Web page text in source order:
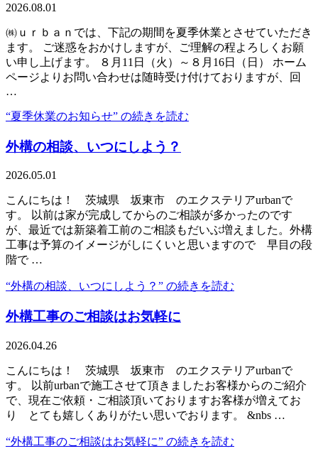
2026.08.01
㈱ｕｒｂａｎでは、下記の期間を夏季休業とさせていただき
ます。 ご迷惑をおかけしますが、ご理解の程よろしくお願
い申し上げます。 ８月11日（火）～８月16日（日） ホーム
ページよりお問い合わせは随時受け付けておりますが、回
…
“夏季休業のお知らせ” の続きを読む
外構の相談、いつにしよう？
2026.05.01
こんにちは！ 茨城県 坂東市 のエクステリアurbanで
す。 以前は家が完成してからのご相談が多かったのです
が、最近では新築着工前のご相談もだいぶ増えました。外構
工事は予算のイメージがしにくいと思いますので 早目の段
階で …
“外構の相談、いつにしよう？” の続きを読む
外構工事のご相談はお気軽に
2026.04.26
こんにちは！ 茨城県 坂東市 のエクステリアurbanで
す。 以前urbanで施工させて頂きましたお客様からのご紹介
で、現在ご依頼・ご相談頂いておりますお客様が増えてお
り とても嬉しくありがたい思いでおります。 &nbs …
“外構工事のご相談はお気軽に” の続きを読む